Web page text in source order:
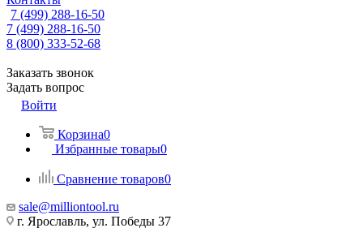
7 (499) 288-16-50
7 (499) 288-16-50
8 (800) 333-52-68
Заказать звонок
Задать вопрос
Войти
Корзина0
Избранные товары0
Сравнение товаров0
sale@milliontool.ru
г. Ярославль, ул. Победы 37